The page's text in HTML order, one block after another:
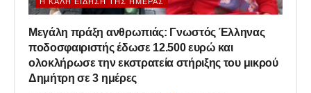
Μεγάλη πράξη ανθρωπιάς: Γνωστός Έλληνας
ποδοσφαιριστής έδωσε 12.500 ευρώ και
ολοκλήρωσε την εκστρατεία στήριξης του μικρού
Δημήτρη σε 3 ημέρες